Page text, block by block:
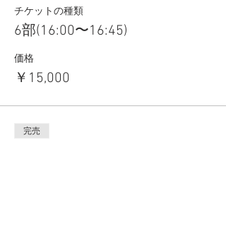
チケットの種類
6部(16:00〜16:45)
価格
￥15,000
完売